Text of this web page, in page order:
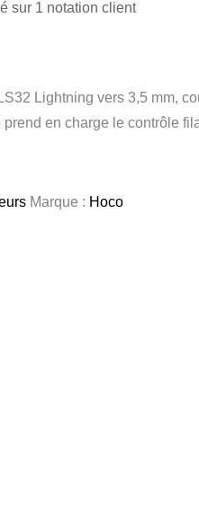
sur 1 notation client
Lightning vers 3,5 mm,
en charge le contrôle
Marque : Hoco